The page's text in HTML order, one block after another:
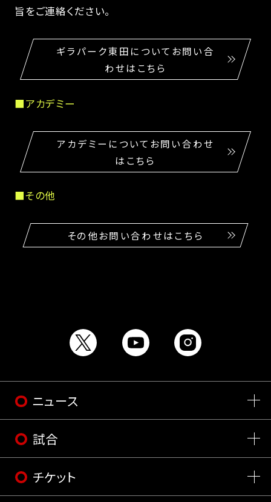
旨をご連絡ください。
ギラパーク東田についてお問い合
わせはこちら
■アカデミー
アカデミーについてお問い合わせ
はこちら
■その他
その他お問い合わせはこちら
ニュース
試合
チケット